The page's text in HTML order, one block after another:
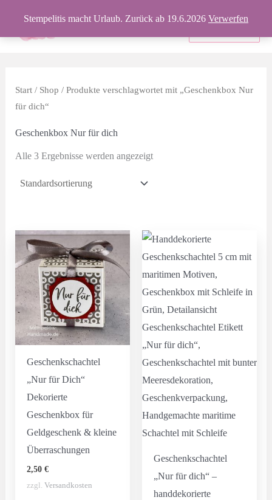
Stempelitis macht Urlaub. Zurück ab 19.6.2026 Verwerfen
springen
Produkte
Start/ Shop / Produkte verschlagwortet mit „Geschenkbox Nur
für dich“
Geschenkbox Nur für dich
Alle 3 Ergebnisse werden angezeigt
Geschenkschachtel
„Nur für Dich“
Dekorierte
Geschenkbox für
Geldgeschenk & kleine
Überraschungen
2,50 €
zzgl. Versandkosten
Geschenkschachtel
„Nur für dich“ –
handdekorierte